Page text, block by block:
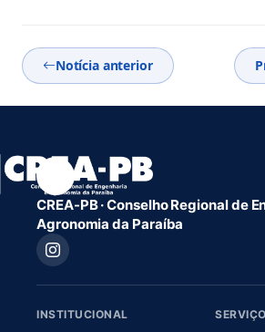
Notícia anterior
CREA-PB · Conselho Regional de
Agronomia da Paraíba
INSTITUCIONAL